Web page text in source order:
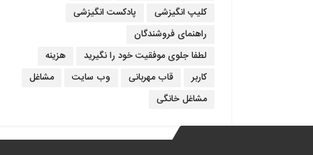
کلیپ انگیزشی
پادکست انگیزشی
راهنمای فروشندگان
لطفا جلوی موفقیت خود را نگیرید
هزینه
کاربر
قاب مهربانی وب سایت
مشاغل
مشاغل خانگی